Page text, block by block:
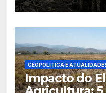
GEOPOLÍTICA E
Impacto do